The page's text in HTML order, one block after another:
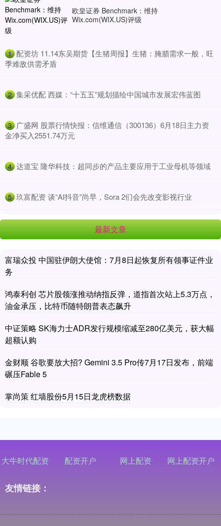
欧皇证券 Benchmark：维持
Wix.com(WIX.US)评级
1 ​配资坊 11.14东吴期货【生猪周报】生猪：腌腊需求一般，旺
季难敌供需矛盾
2 ​集采优配 西媒：“十五五”规划描绘中国城市发展宏伟蓝图
3 ​广盛网 股票行情快报：信维通信（300136）6月18日主力资
金净买入2551.74万元
4 ​达道宝 隆华科技：超同步的产品主要应用于工业母机等领域
5 ​玖富配资 谈“AI抖音”尚早，Sora 2们会先改变影视行业
最新文章
富瑞众投 中国驻伊朗大使馆：7月8日起恢复所有领事证件业
务
鸿泰利创 芯片股领涨推动纳指反弹，道指首次站上5.3万点，
油金承压，比特币随特朗普表态飙升
中证策略 SK海力士ADR发行规模缩减至280亿美元，获大幅
超额认购
金财顺 谷歌要放大招? Gemini 3.5 Pro传7月17日发布，前端
碾压Fable 5
掌尚策 红墙股份5月15日龙虎榜数据
大牛时代配资 配资开户 网上配资 网上配资开户
友情链接：